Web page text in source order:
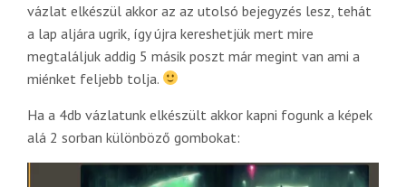
vázlat elkészül akkor az az utolsó bejegyzés lesz, tehát
a lap aljára ugrik, így újra kereshetjük mert mire
megtaláljuk addig 5 másik poszt már megint van ami a
miénket feljebb tolja.
Ha a 4db vázlatunk elkészült akkor kapni fogunk a képek
alá 2 sorban különböző gombokat: